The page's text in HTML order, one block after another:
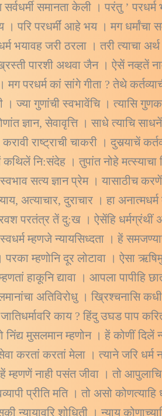
समानता केली । परंतु ’
। परि परधर्मीं आहे भय । मग
भयावह जरी ठरला । तरी त्याचा
पारशी अथवा जैन । ऐसें नव्हतें
मग परधर्म कां सांगे गीता ? तेथे
। ज्या गुणांची स्वभावेंचि । त्यासि
ज्ञान, सेवावृत्ति । साधे त्याचि
राष्ट्राची चाकरी । दुसर्‍याचें
नि:संदेह । तुपांत नोहे मत्स्याचा
सत्य ज्ञान प्रेम । यासाठीच
अत्याचार, दुराचार । हा
परतंत्र तें दु:ख । ऐसेंहि धर्मग्रंथीं
म्हणजे न्यायसिध्दता । हें
परका म्हणोनि दूर लोटावा । ऐसा
हाकूनि द्यावा । आपला पापीहि
अतिविरोधु । ख्रिश्चनासि
काय ? हिंदु उघड पाप
निंद्य मुसलमान म्हणोन । हें कोणीं दिलें
करतां करतां मेला । त्याने जरि धर्म
हें म्हणणें नाही पसंत जीवा । तो
प्रीति मति । तो असो
न्यायावरि शोधिती । न्याय